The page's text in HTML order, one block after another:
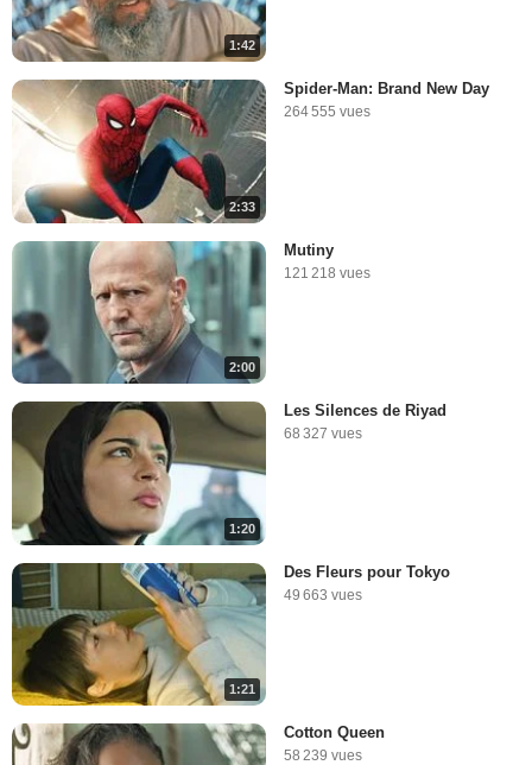
1:42
2:33
Spider-Man: Brand New Day
264 555 vues
2:00
Mutiny
121 218 vues
1:20
Les Silences de Riyad
68 327 vues
1:21
Des Fleurs pour Tokyo
49 663 vues
Cotton Queen
58 239 vues